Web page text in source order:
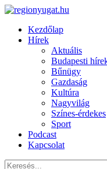
Kezdőlap
Hírek
Aktuális
Budapesti
Bűnügy
Gazdaság
Kultúra
Nagyvilág
Színes-érdekes
Sport
Podcast
Kapcsolat